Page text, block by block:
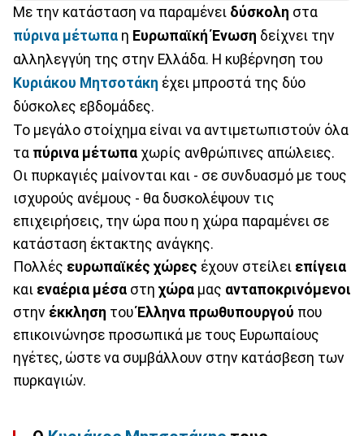
Με την κατάσταση να παραμένει δύσκολη στα
πύρινα μέτωπα η Ευρωπαϊκή Ένωση δείχνει την
αλληλεγγύη της στην Ελλάδα. Η κυβέρνηση του
Κυριάκου Μητσοτάκη έχει μπροστά της δύο
δύσκολες εβδομάδες.
Το μεγάλο στοίχημα είναι να αντιμετωπιστούν όλα
τα πύρινα μέτωπα χωρίς ανθρώπινες απώλειες.
Οι πυρκαγιές μαίνονται και - σε συνδυασμό με τους
ισχυρούς ανέμους - θα δυσκολέψουν τις
επιχειρήσεις, την ώρα που η χώρα παραμένει σε
κατάσταση έκτακτης ανάγκης.
Πολλές ευρωπαϊκές χώρες έχουν στείλει επίγεια
και εναέρια μέσα στη χώρα μας ανταποκρινόμενοι
στην έκκληση τουΈλληνα πρωθυπουργού που
επικοινώνησε προσωπικά με τους Ευρωπαίους
ηγέτες, ώστε να συμβάλλουν στην κατάσβεση των
πυρκαγιών.